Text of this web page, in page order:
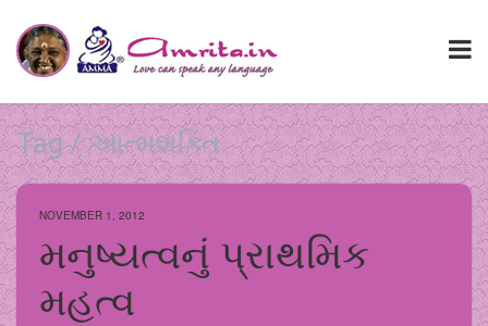
Tag / આત્મશક્તિ
NOVEMBER 1, 2012
મનુષ્યત્વનું પ્રાથમિક
મહત્વ